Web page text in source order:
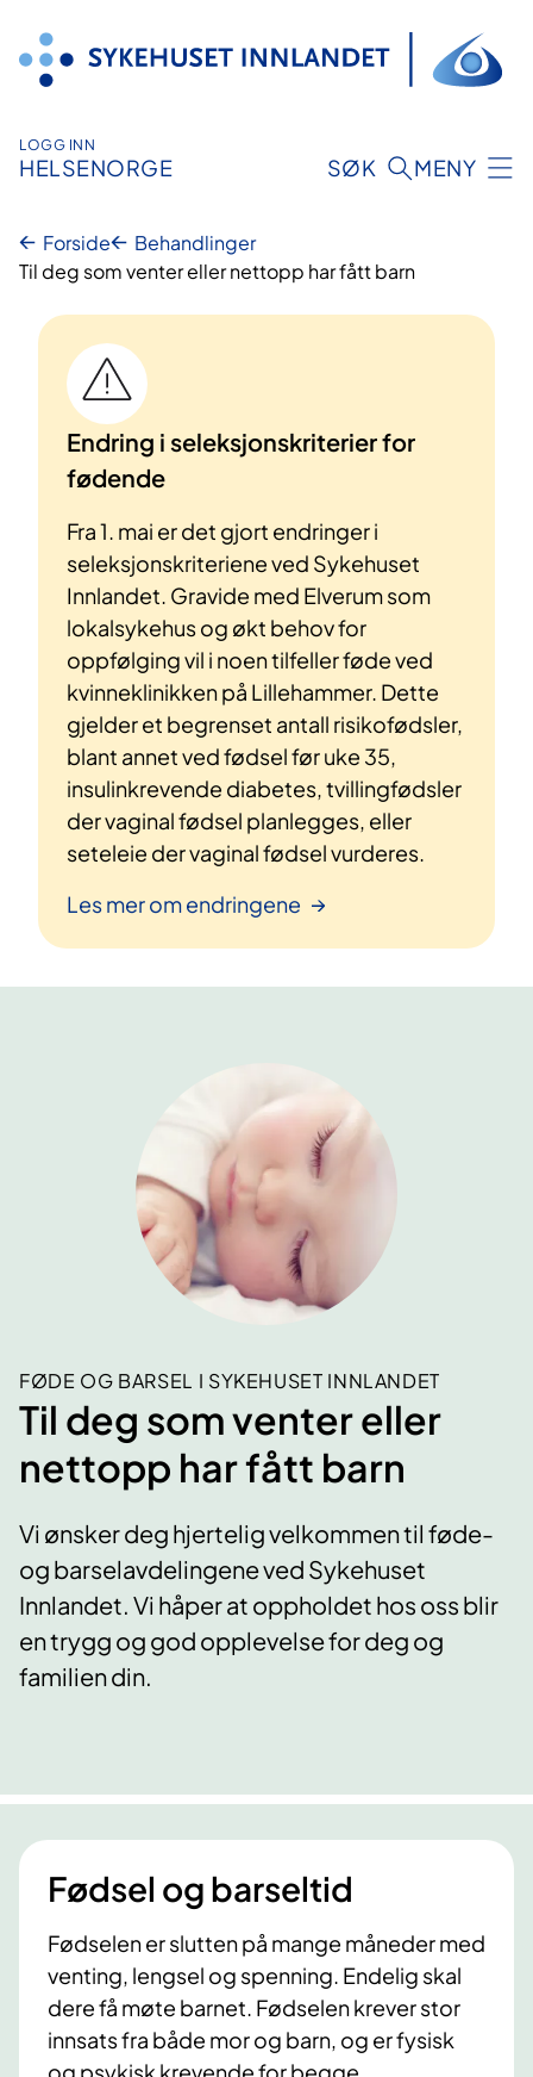
innhold
LOGG INN
HELSENORGE SØK MENY
Forside
Behandlinger
Til deg som venter eller nettopp har fått barn
Endring i seleksjonskriterier for
fødende
Fra 1. mai er det gjort endringer i
seleksjonskriteriene ved Sykehuset
Innlandet. Gravide med Elverum som
lokalsykehus og økt behov for
oppfølging vil i noen tilfeller føde ved
kvinneklinikken på Lillehammer. Dette
gjelder et begrenset antall risikofødsler,
blant annet ved fødsel før uke 35,
insulinkrevende diabetes, tvillingfødsler
der vaginal fødsel planlegges, eller
seteleie der vaginal fødsel vurderes.
Les mer om endringene
FØDE OG BARSEL I SYKEHUSET INNLANDET
Til deg som venter eller
nettopp har fått barn
Vi ønsker deg hjertelig velkommen til føde-
og barselavdelingene ved Sykehuset
Innlandet. Vi håper at oppholdet hos oss blir
en trygg og god opplevelse for deg og
familien din.
Fødsel og barseltid
Fødselen er slutten på mange måneder med
venting, lengsel og spenning. Endelig skal
dere få møte barnet. Fødselen krever stor
innsats fra både mor og barn, og er fysisk